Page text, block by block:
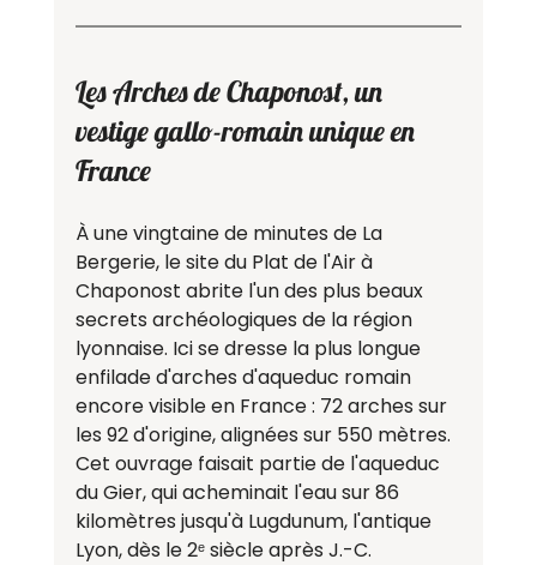
Les Arches de Chaponost, un
vestige gallo-romain unique en
France
À une vingtaine de minutes de La
Bergerie, le site du Plat de l'Air à
Chaponost abrite l'un des plus beaux
secrets archéologiques de la région
lyonnaise. Ici se dresse la plus longue
enfilade d'arches d'aqueduc romain
encore visible en France : 72 arches sur
les 92 d'origine, alignées sur 550 mètres.
Cet ouvrage faisait partie de l'aqueduc
du Gier, qui acheminait l'eau sur 86
kilomètres jusqu'à Lugdunum, l'antique
Lyon, dès le 2ᵉ siècle après J.-C.